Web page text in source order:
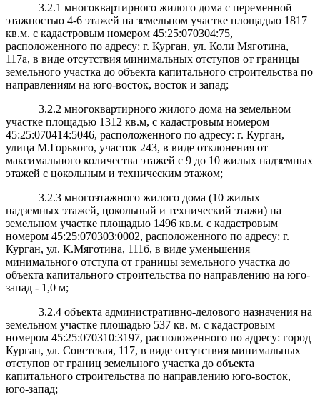
3.2.1 многоквартирного жилого дома с переменной
этажностью 4-6 этажей на земельном участке площадью 1817
кв.м. с кадастровым номером 45:25:070304:75,
расположенного по адресу: г. Курган, ул. Коли Мяготина,
117а, в виде отсутствия минимальных отступов от границы
земельного участка до объекта капитального строительства по
направлениям на юго-восток, восток и запад;
3.2.2 многоквартирного жилого дома на земельном
участке площадью 1312 кв.м, с кадастровым номером
45:25:070414:5046, расположенного по адресу: г. Курган,
улица М.Горького, участок 243, в виде отклонения от
максимального количества этажей с 9 до 10 жилых надземных
этажей с цокольным и техническим этажом;
3.2.3 многоэтажного жилого дома (10 жилых
надземных этажей, цокольный и технический этажи) на
земельном участке площадью 1496 кв.м. с кадастровым
номером 45:25:070303:0002, расположенного по адресу: г.
Курган, ул. К.Мяготина, 111б, в виде уменьшения
минимального отступа от границы земельного участка до
объекта капитального строительства по направлению на юго-
запад - 1,0 м;
3.2.4 объекта административно-делового назначения на
земельном участке площадью 537 кв. м. с кадастровым
номером 45:25:070310:3197, расположенного по адресу: город
Курган, ул. Советская, 117, в виде отсутствия минимальных
отступов от границ земельного участка до объекта
капитального строительства по направлению юго-восток,
юго-запад;